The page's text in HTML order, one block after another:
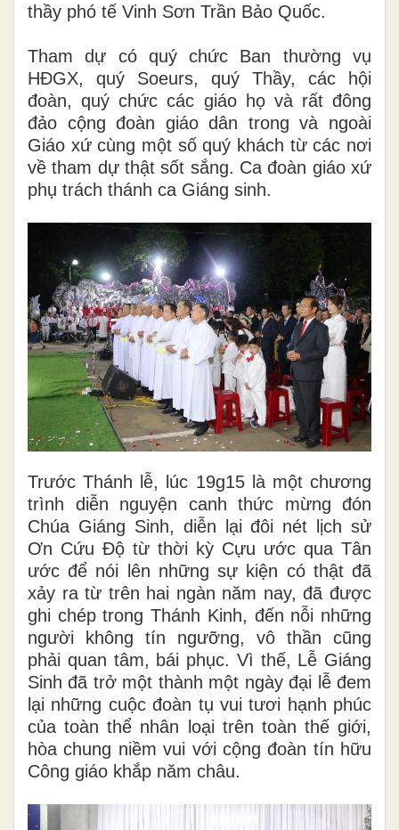
thầy phó tế Vinh Sơn Trần Bảo Quốc.
Tham dự có quý chức Ban thường vụ
HĐGX, quý Soeurs, quý Thầy, các hội
đoàn, quý chức các giáo họ và rất đông
đảo cộng đoàn giáo dân trong và ngoài
Giáo xứ cùng một số quý khách từ các nơi
về tham dự thật sốt sắng. Ca đoàn giáo xứ
phụ trách thánh ca Giáng sinh.
Trước Thánh lễ, lúc 19g15 là một chương
trình diễn nguyện canh thức mừng đón
Chúa Giáng Sinh, diễn lại đôi nét lịch sử
Ơn Cứu Độ từ thời kỳ Cựu ước qua Tân
ước để nói lên những sự kiện có thật đã
xảy ra từ trên hai ngàn năm nay, đã được
ghi chép trong Thánh Kinh, đến nỗi những
người không tín ngưỡng, vô thần cũng
phải quan tâm, bái phục. Vì thế, Lễ Giáng
Sinh đã trở một thành một ngày đại lễ đem
lại những cuộc đoàn tụ vui tươi hạnh phúc
của toàn thể nhân loại trên toàn thế giới,
hòa chung niềm vui với cộng đoàn tín hữu
Công giáo khắp năm châu.